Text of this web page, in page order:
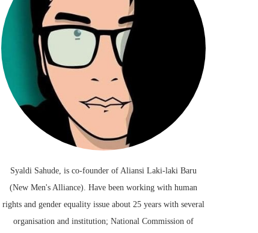
Syaldi Sahude, is co-founder of Aliansi Laki-laki Baru
(New Men's Alliance). Have been working with human
rights and gender equality issue about 25 years with several
organisation and institution; National Commission of